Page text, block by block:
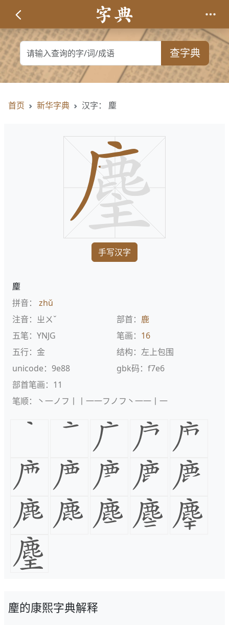
查字典
首页 新华字典 汉字： 麈
手写汉字
麈
拼音： zhǔ
注音：ㄓㄨˇ
部首： 鹿
五笔：YNJG
笔画： 16
五行：金
结构：左上包围
unicode：9e88
gbk码：f7e6
部首笔画：11
笔顺：丶一ノフ丨丨一一フノフ丶一一丨一
麈的康熙字典解释